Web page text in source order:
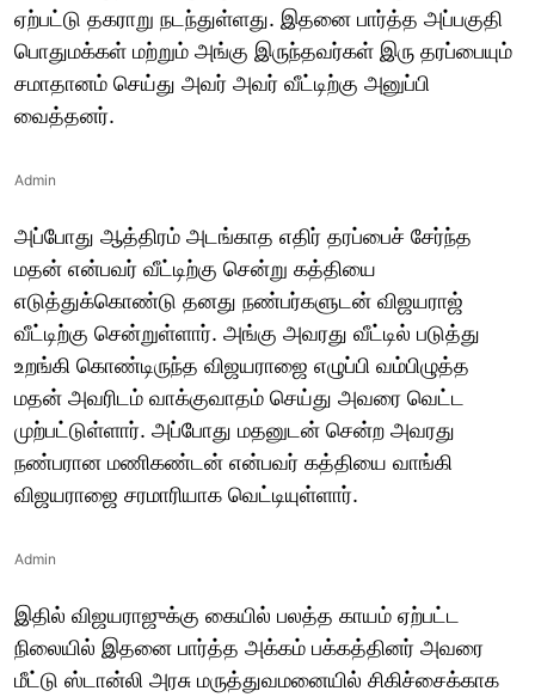
ஏற்பட்டு தகராறு நடந்துள்ளது. இதனை பார்த்த அப்பகுதி
பொதுமக்கள் மற்றும் அங்கு இருந்தவர்கள் இரு தரப்பையும்
சமாதானம் செய்து அவர் அவர் வீட்டிற்கு அனுப்பி
வைத்தனர்.
Admin
அப்போது ஆத்திரம் அடங்காத எதிர் தரப்பைச் சேர்ந்த
மதன் என்பவர் வீட்டிற்கு சென்று கத்தியை
எடுத்துக்கொண்டு தனது நண்பர்களுடன் விஜயராஜ்
வீட்டிற்கு சென்றுள்ளார். அங்கு அவரது வீட்டில் படுத்து
உறங்கி கொண்டிருந்த விஜயராஜை எழுப்பி வம்பிழுத்த
மதன் அவரிடம் வாக்குவாதம் செய்து அவரை வெட்ட
முற்பட்டுள்ளார். அப்போது மதனுடன் சென்ற அவரது
நண்பரான மணிகண்டன் என்பவர் கத்தியை வாங்கி
விஜயராஜை சரமாரியாக வெட்டியுள்ளார்.
Admin
இதில் விஜயராஜுக்கு கையில் பலத்த காயம் ஏற்பட்ட
நிலையில் இதனை பார்த்த அக்கம் பக்கத்தினர் அவரை
மீட்டு ஸ்டான்லி அரசு மருத்துவமனையில் சிகிச்சைக்காக